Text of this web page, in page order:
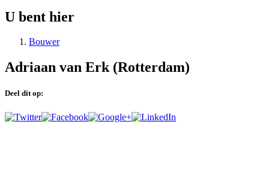
U bent hier
Bouwer
Adriaan van Erk (Rotterdam)
Deel dit op: